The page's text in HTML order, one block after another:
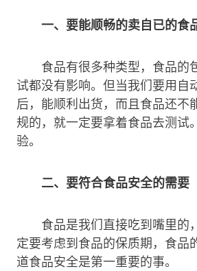
一、要能顺畅的卖自已的食
食品有很多种类型，食品的
试都没有影响。但当我们要用
后，能顺利出货，而且食品还
规的，就一定要拿着食品去测试
验。
二、要符合食品安全的需要
食品是我们直接吃到嘴里的
定要考虑到食品的保质期，食
道食品安全是第一重要的事。